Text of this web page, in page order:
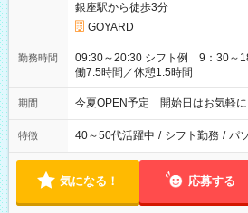
銀座駅から徒歩3分
GOYARD
勤務時間
09:30～20:30 シフト例 9：30～18：30、11：30～20：30 実
働7.5時間／休憩1.5時間
期間 今夏OPEN予定 開始日はお気軽に
特徴 40～50代活躍中 / シフト勤務 / パ
気になる！ 応募する